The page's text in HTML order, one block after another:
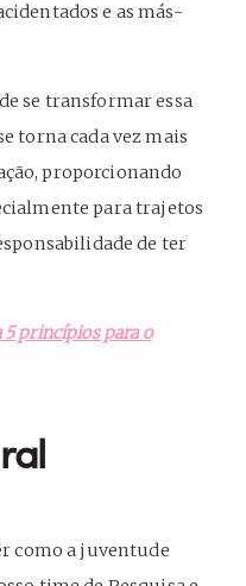
e as más-
se transformar essa
torna cada vez mais
proporcionando
para trajetos
de ter
5 princípios para o
como a juventude